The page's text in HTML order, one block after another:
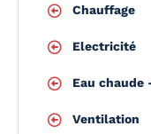
Chauffage
Electricité
Eau chaude
Ventilation